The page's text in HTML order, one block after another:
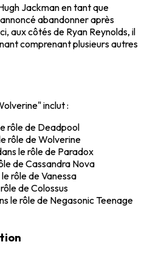
Jackman en tant que
abandonner après
aux côtés de Ryan Reynolds, il
comprenant plusieurs autres
inclut :
rôle de Deadpool
rôle de Wolverine
le rôle de Paradox
de Cassandra Nova
rôle de Vanessa
de Colossus
le rôle de Negasonic Teenage